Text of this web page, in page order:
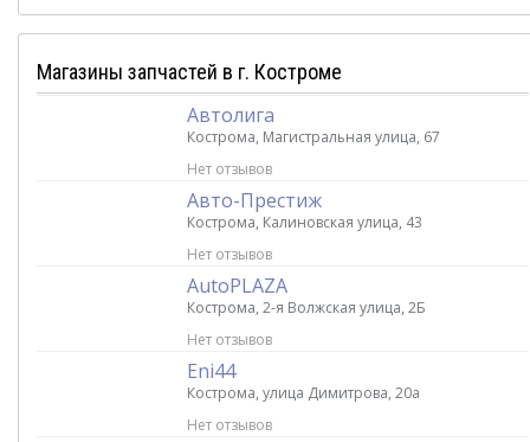
Магазины запчастей в г. Костроме
Автолига
Кострома, Магистральная улица, 67
Нет отзывов
Авто-Престиж
Кострома, Калиновская улица, 43
Нет отзывов
AutoPLAZA
Кострома, 2-я Волжская улица, 2Б
Нет отзывов
Eni44
Кострома, улица Димитрова, 20а
Нет отзывов